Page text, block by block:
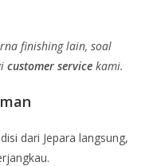
finishing lain, soal
customer service kami.
dari Jepara langsung,